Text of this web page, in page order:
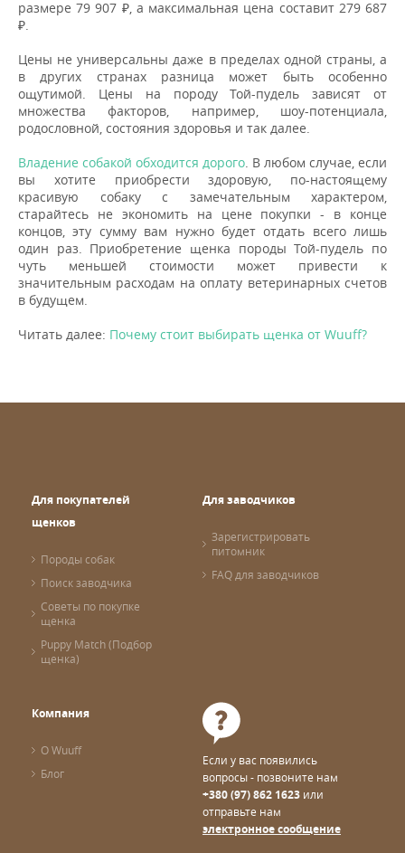
размере 79 907 ₽, а максимальная цена составит 279 687
₽.
Цены не универсальны даже в пределах одной страны, а
в других странах разница может быть особенно
ощутимой. Цены на породу Той-пудель зависят от
множества факторов, например, шоу-потенциала,
родословной, состояния здоровья и так далее.
Владение собакой обходится дорого . В любом случае, если
вы хотите приобрести здоровую, по-настоящему
красивую собаку с замечательным характером,
старайтесь не экономить на цене покупки - в конце
концов, эту сумму вам нужно будет отдать всего лишь
один раз. Приобретение щенка породы Той-пудель по
чуть меньшей стоимости может привести к
значительным расходам на оплату ветеринарных счетов
в будущем.
Читать далее: Почему стоит выбирать щенка от Wuuff?
Для покупателей
щенков
Породы собак
Поиск заводчика
Советы по покупке
щенка
Puppy Match (Подбор
щенка)
Для заводчиков
Зарегистрировать
питомник
FAQ для заводчиков
Компания
О Wuuff
Блог
Если у вас появились
вопросы - позвоните нам
+380 (97) 862 1623 или
отправьте нам
электронное сообщение